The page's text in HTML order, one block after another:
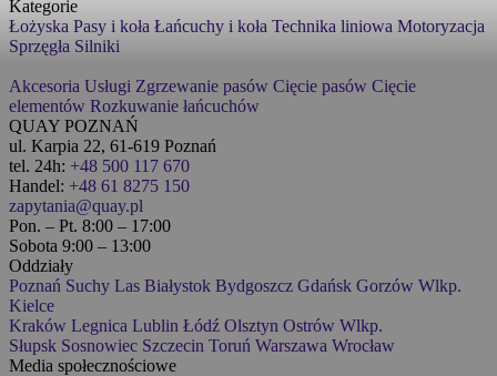
Kategorie
Łożyska Pasy i koła Łańcuchy i koła Technika liniowa Motoryzacja
Sprzęgła Silniki
Akcesoria Usługi Zgrzewanie pasów Cięcie pasów Cięcie
elementów Rozkuwanie łańcuchów
QUAY POZNAŃ
ul. Karpia 22, 61-619 Poznań
tel. 24h: +48 500 117 670
Handel: +48 61 8275 150
zapytania@quay.pl
Pon. – Pt. 8:00 – 17:00
Sobota 9:00 – 13:00
Oddziały
Poznań Suchy Las Białystok Bydgoszcz Gdańsk Gorzów Wlkp.
Kielce
Kraków Legnica Lublin Łódź Olsztyn Ostrów Wlkp.
Słupsk Sosnowiec Szczecin Toruń Warszawa Wrocław
Media społecznościowe